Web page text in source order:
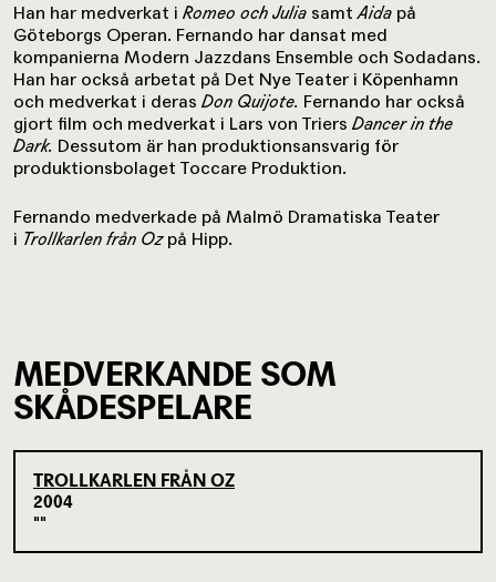
Han har medverkat i Romeo och Julia samt Aida på
Göteborgs Operan. Fernando har dansat med
kompanierna Modern Jazzdans Ensemble och Sodadans.
Han har också arbetat på Det Nye Teater i Köpenhamn
och medverkat i deras Don Quijote. Fernando har också
gjort film och medverkat i Lars von Triers Dancer in the
Dark. Dessutom är han produktionsansvarig för
produktionsbolaget Toccare Produktion.
Fernando medverkade på Malmö Dramatiska Teater
i Trollkarlen från Ozpå Hipp.
MEDVERKANDE SOM
SKÅDESPELARE
TROLLKARLEN FRÅN OZ
2004